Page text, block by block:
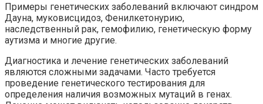
Примеры генетических заболеваний включают синдром
Дауна, муковисцидоз, Фенилкетонурию,
наследственный рак, гемофилию, генетическую форму
аутизма и многие другие.
Диагностика и лечение генетических заболеваний
являются сложными задачами. Часто требуется
проведение генетического тестирования для
определения наличия возможных мутаций в генах.